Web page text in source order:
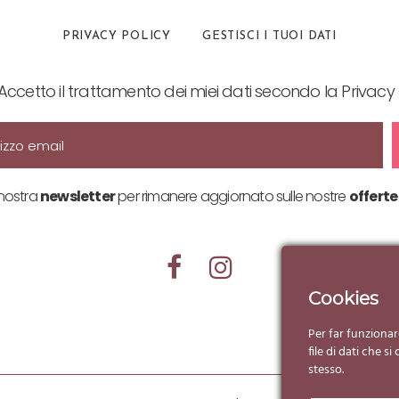
PRIVACY POLICY GESTISCI I TUOI DATI
il trattamento dei miei dati secondo la Privacy
newsletterper rimanere aggiornato sulle nostre
Cookies
Per far
file di dati che si
stesso.